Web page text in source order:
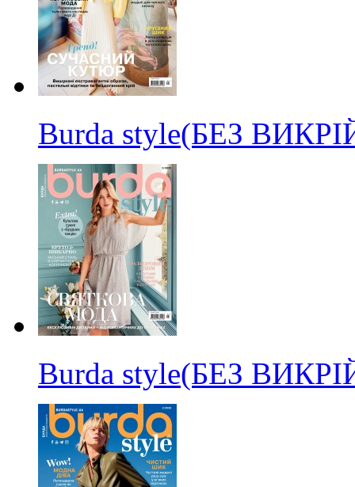
Burda style(БЕЗ
Burda style(БЕЗ